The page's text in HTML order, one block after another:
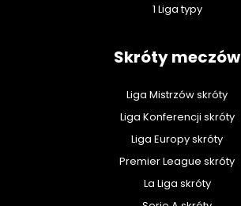
1 Liga typy
Skróty meczów
Liga Mistrzów skróty
Liga Konferencji skróty
Liga Europy skróty
Premier League skróty
La Liga skróty